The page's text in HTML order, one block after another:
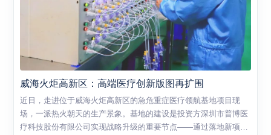
威海火炬高新区：高端医疗创新版图再扩围
近日，走进位于威海火炬高新区的急危重症医疗领航基地项目现
场，一派热火朝天的生产景象。基地的建设是投资方深圳市普博医
疗科技股份有限公司实现战略升级的重要节点——通过落地新项